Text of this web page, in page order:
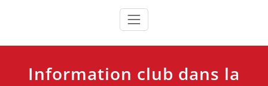
Information club dans la